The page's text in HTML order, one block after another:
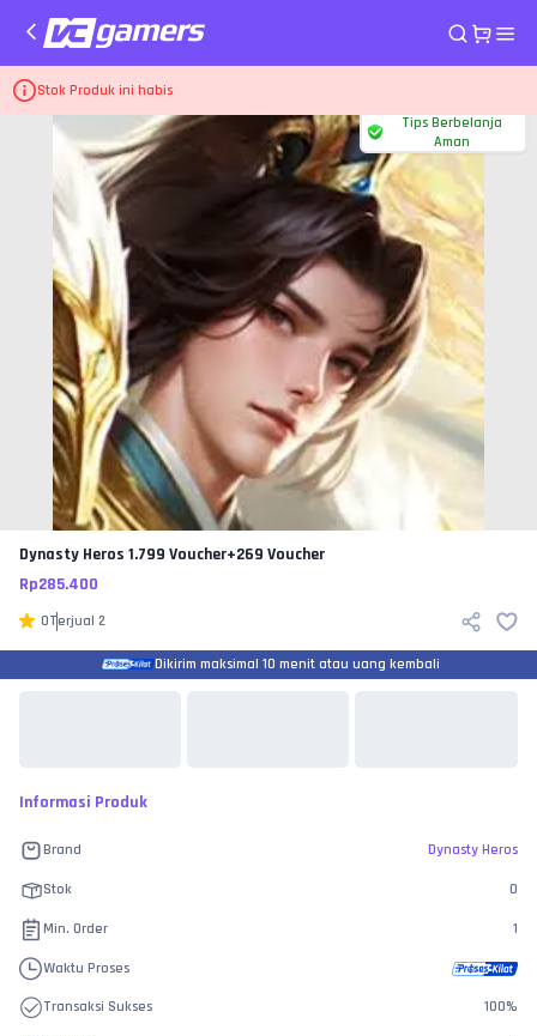
Stok Produk ini habis
Home Top Up Game Dynasty Heros
Tips Berbelanja
Aman
Dynasty Heros 1.799 Voucher+269 Voucher
Rp285.400
0Terjual 2
Dikirim maksimal 10 menit atau uang kembali
Informasi Produk
Brand Dynasty Heros
Stok 0
Min. Order 1
Waktu Proses
Transaksi Sukses 100%